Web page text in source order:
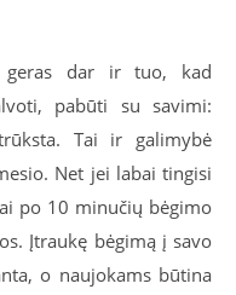
geras dar ir tuo, kad
pabūti su savimi:
Tai ir galimybė
Net jei labai tingisi
po 10 minučių bėgimo
Įtraukę bėgimą į savo
o naujokams būtina